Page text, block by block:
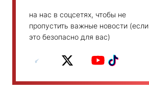
на нас в соцсетях, чтобы не
пропустить важные новости (если
это безопасно для вас)